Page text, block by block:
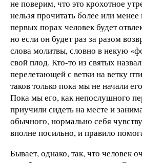
не поверим, что это крохотное
нельзя прочитать более или
первых порах человек будет
но если он будет раз за разом
слова молитвы, словно в некую
свой плод. Кто-то из святых
перелетающей с ветки на ветку
таков только пока мы не начали
Пока мы его, как непослушного
приучили сидеть на месте и
обычного, нормально себя
вполне посильно, и правило
Бывает, однако, так, что человек